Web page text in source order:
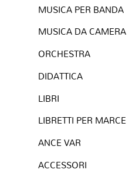
QR base
QR esecuzione
MUSICA PER BANDA
MUSICA DA CAMERA
ORCHESTRA
DIDATTICA
LIBRI
LIBRETTI PER MARCE
ANCE VAR
ACCESSORI